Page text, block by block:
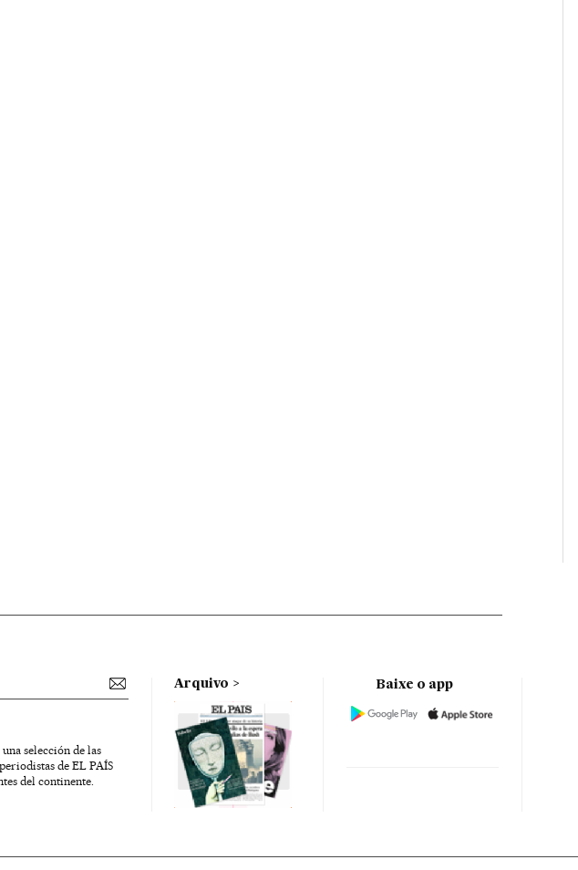
selección de las
de EL PAÍS
del continente.
Arquivo Baixe o app